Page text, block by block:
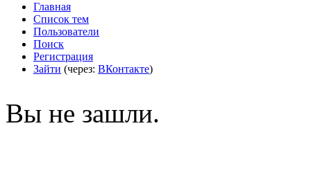
Главная
Список тем
Пользователи
Поиск
Регистрация
Зайти (через: ВКонтакте)
Вы не зашли.